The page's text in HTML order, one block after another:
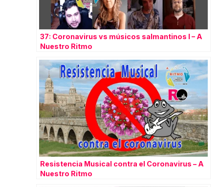
37: Coronavirus vs músicos salmantinos I – A
Nuestro Ritmo
Resistencia Musical contra el Coronavirus – A
Nuestro Ritmo